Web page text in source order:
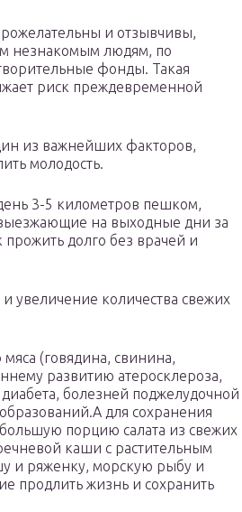
и отзывчивы,
незнакомым людям, по
фонды. Такая
риск преждевременной
из важнейших факторов,
молодость.
3-5 километров пешком,
на выходные дни за
прожить долго без врачей и
увеличение количества свежих
(говядина, свинина,
развитию атеросклероза,
болезней поджелудочной
для сохранения
порцию салата из свежих
каши с растительным
и ряженку, морскую рыбу и
продлить жизнь и сохранить